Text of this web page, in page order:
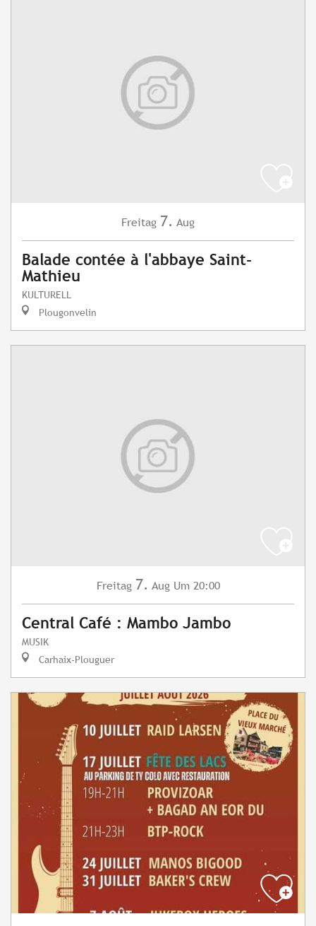
Freitag 7. Aug
Balade contée à l'abbaye Saint-
Mathieu
KULTURELL
Plougonvelin
Freitag 7. Aug Um 20:00
Central Café : Mambo Jambo
MUSIK
Carhaix-Plouguer